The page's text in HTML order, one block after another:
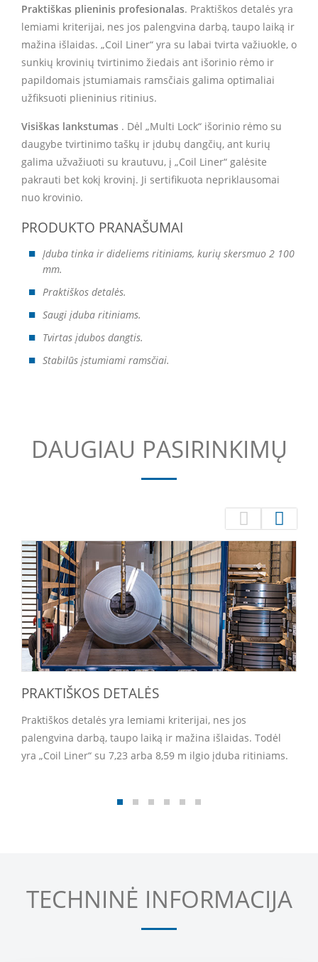
Praktiškas plieninis profesionalas. Praktiškos detalės yra
lemiami kriterijai, nes jos palengvina darbą, taupo laiką ir
mažina išlaidas. „Coil Liner“ yra su labai tvirta važiuokle, o
sunkių krovinių tvirtinimo žiedais ant išorinio rėmo ir
papildomais įstumiamais ramsčiais galima optimaliai
užfiksuoti plieninius ritinius.
Visiškas lankstumas . Dėl „Multi Lock“ išorinio rėmo su
daugybe tvirtinimo taškų ir įdubų dangčių, ant kurių
galima užvažiuoti su krautuvu, į „Coil Liner“ galėsite
pakrauti bet kokį krovinį. Ji sertifikuota nepriklausomai
nuo krovinio.
PRODUKTO PRANAŠUMAI
Įduba tinka ir dideliems ritiniams, kurių skersmuo 2 100
mm.
Praktiškos detalės.
Saugi įduba ritiniams.
Tvirtas įdubos dangtis.
Stabilūs įstumiami ramsčiai.
DAUGIAU PASIRINKIMŲ
PRAKTIŠKOS DETALĖS
Praktiškos detalės yra lemiami kriterijai, nes jos
palengvina darbą, taupo laiką ir mažina išlaidas. Todėl
yra „Coil Liner“ su 7,23 arba 8,59 m ilgio įduba ritiniams.
TECHNINĖ INFORMACIJA